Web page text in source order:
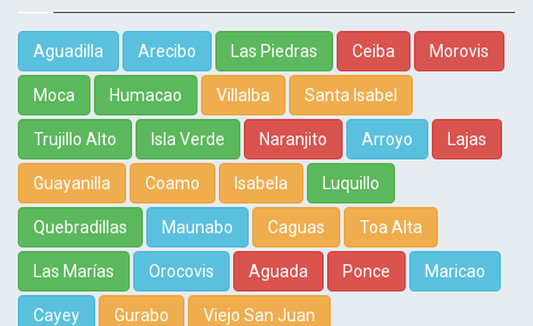
Aguadilla Arecibo Las Piedras Ceiba Morovis
Moca Humacao Villalba Santa Isabel
Trujillo Alto Isla Verde Naranjito Arroyo Lajas
Guayanilla Coamo Isabela Luquillo
Quebradillas Maunabo Caguas Toa Alta
Las Marías Orocovis Aguada Ponce Maricao
Cayey Gurabo Viejo San Juan